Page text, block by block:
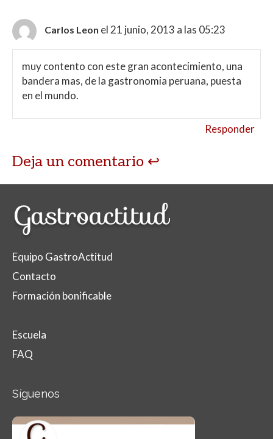
Carlos Leon el 21 junio, 2013 a las 05:23
muy contento con este gran acontecimiento, una
bandera mas, de la gastronomia peruana, puesta
en el mundo.
Responder
Deja un comentario
Equipo GastroActitud
Contacto
Formación bonificable
Escuela
FAQ
Síguenos